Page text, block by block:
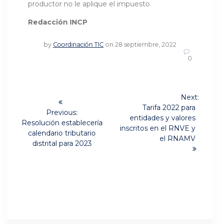
productor no le aplique el impuesto.
Redacción INCP
by Coordinación TIC on 28 septiembre, 2022
0
entradas
Previous:
Previous
post:
Resolución establecería
calendario tributario
distrital para 2023
Next:
post:
Tarifa 2022 para
entidades y valores
inscritos en el RNVE y
el RNAMV